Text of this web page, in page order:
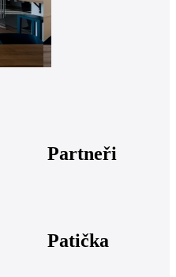
Partneři
Patička